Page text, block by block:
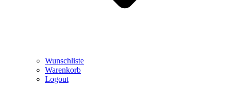
Wunschliste
Warenkorb
Logout